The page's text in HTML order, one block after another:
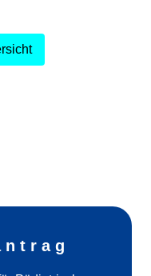
n t r a g